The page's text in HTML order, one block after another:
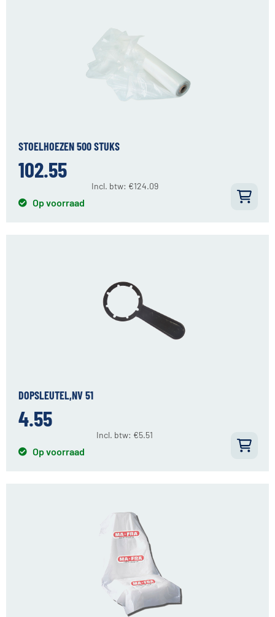
STOELHOEZEN 500 STUKS
102.55
Incl. btw: €124.09
Op voorraad
DOPSLEUTEL,NV 51
4.55
Incl. btw: €5.51
Op voorraad